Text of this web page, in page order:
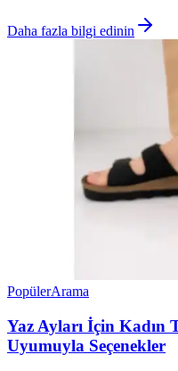
Daha fazla bilgi edinin
PopülerArama
Yaz Ayları İçin Kadın
Uyumuyla Seçenekler